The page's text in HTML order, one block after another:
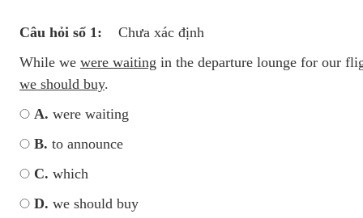
Câu hỏi số 1:
Chưa xác định
While we were waiting in the departure lounge for our
we should buy.
A. were waiting
B. to announce
C. which
D. we should buy